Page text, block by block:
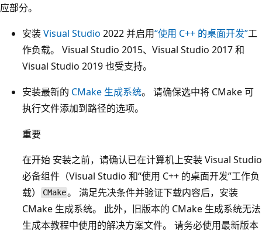
应部分。
安装Visual Studio 2022 并启用“使用 C++ 的桌面开发”工
作负载。 Visual Studio 2015、Visual Studio 2017 和
Visual Studio 2019 也受支持。
安装最新的 CMake 生成系统。 请确保选中将 CMake 可
执行文件添加到路径的选项。
重要
在开始 安装之前，请确认已在计算机上安装 Visual Studio
必备组件（Visual Studio 和“使用 C++ 的桌面开发”工作负
载）
CMake。 满足先决条件并验证下载内容后，安装
CMake 生成系统。 此外，旧版本的 CMake 生成系统无法
生成本教程中使用的解决方案文件。 请务必使用最新版本